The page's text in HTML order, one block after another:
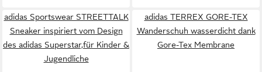
adidas Sportswear STREETTALK
Sneaker inspiriert vom Design
des adidas Superstar,für Kinder &
Jugendliche
adidas TERREX GORE-TEX
Wanderschuh wasserdicht dank
Gore-Tex Membrane